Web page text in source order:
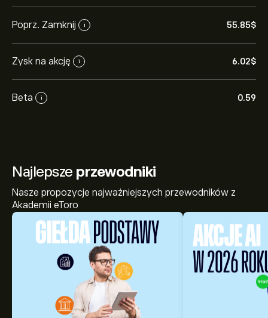
Poprz. Zamknij i 55.85‎$‎
Zysk na akcję i 6.02‎$‎
Beta i 0.59
Najlepsze przewodniki
Nasze propozycje najważniejszych przewodników z
Akademii eToro